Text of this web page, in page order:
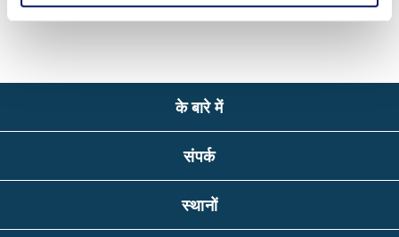
के बारे में
संपर्क
स्थानों